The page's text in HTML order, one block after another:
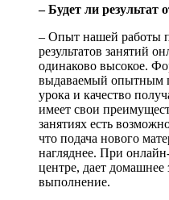
– Будет ли результат
– Опыт нашей работы
результатов занятий
одинаково высокое.
выдаваемый опытным
урока и качество
имеет свои
занятиях есть
что подача нового
нагляднее. При
центре, дает домашнее
выполнение.